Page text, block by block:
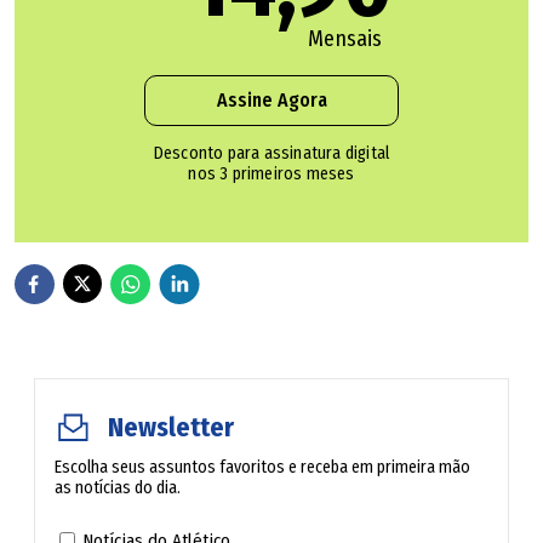
Mensais
Assine Agora
Desconto para assinatura digital
nos 3 primeiros meses
Newsletter
Escolha seus assuntos favoritos e receba em primeira mão
as notícias do dia.